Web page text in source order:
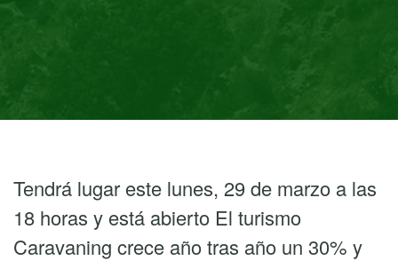
Tendrá lugar este lunes, 29 de marzo a las
18 horas y está abierto El turismo
Caravaning crece año tras año un 30% y